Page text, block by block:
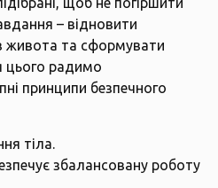
– відновити
живота та сформувати
цього радимо
принципи безпечного
тіла.
збалансовану роботу